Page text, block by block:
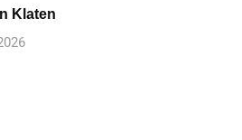
Klaten